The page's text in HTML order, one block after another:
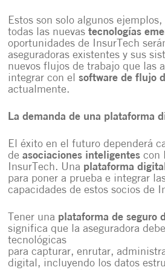
Estos son solo algunos
todas las nuevastecnologías
oportunidades de InsurTech
aseguradoras existentes y sus
nuevos flujos de trabajo que las
integrar con elsoftware de flujo
actualmente.
La demanda de una plataforma
El éxito en el futuro dependerá
deasociaciones inteligentes con
InsurTech. Una plataforma
para poner a prueba e integrar
capacidades de estos socios de
Tener una plataforma de seguro
significa que la aseguradora
tecnológicas
paracapturar,enrutar,
digital, incluyendo los datos